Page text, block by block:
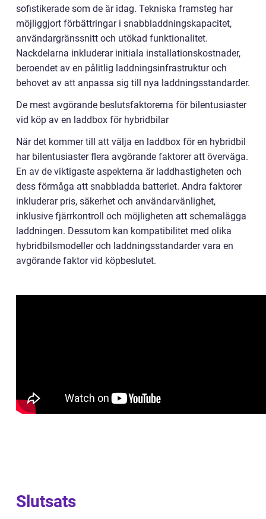
sofistikerade som de är idag. Tekniska framsteg har
möjliggjort förbättringar i snabbladdningskapacitet,
användargränssnitt och utökad funktionalitet.
Nackdelarna inkluderar initiala installationskostnader,
beroendet av en pålitlig laddningsinfrastruktur och
behovet av att anpassa sig till nya laddningsstandarder.
De mest avgörande beslutsfaktorerna för bilentusiaster
vid köp av en laddbox för hybridbilar
När det kommer till att välja en laddbox för en hybridbil
har bilentusiaster flera avgörande faktorer att överväga.
En av de viktigaste aspekterna är laddhastigheten och
dess förmåga att snabbladda batteriet. Andra faktorer
inkluderar pris, säkerhet och användarvänlighet,
inklusive fjärrkontroll och möjligheten att schemalägga
laddningen. Dessutom kan kompatibilitet med olika
hybridbilsmodeller och laddningsstandarder vara en
avgörande faktor vid köpbeslutet.
Slutsats